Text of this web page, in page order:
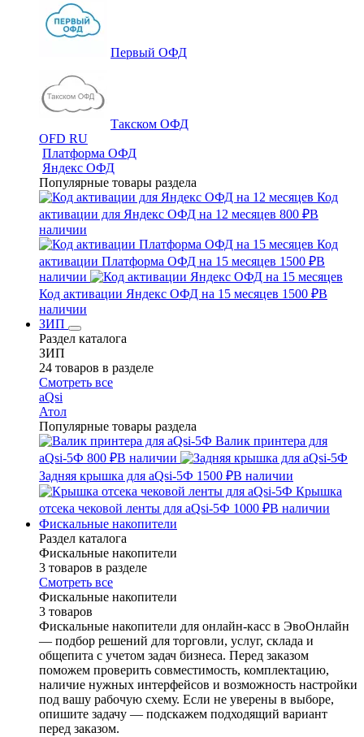
Первый ОФД
Такском ОФД
OFD RU
Платформа ОФД
Яндекс ОФД
Популярные товары раздела
Код
активации для Яндекс ОФД на 12 месяцев 800 ₽В
наличии
Код
активации Платформа ОФД на 15 месяцев 1500 ₽В
наличии
Код активации Яндекс ОФД на 15 месяцев 1500 ₽В
наличии
ЗИП
Раздел каталога
ЗИП
24 товаров в разделе
Смотреть все
aQsi
Атол
Популярные товары раздела
Валик принтера для
aQsi-5Ф 800 ₽В наличии
Задняя крышка для aQsi-5Ф 1500 ₽В наличии
Крышка
отсека чековой ленты для aQsi-5Ф 1000 ₽В наличии
Фискальные накопители
Раздел каталога
Фискальные накопители
3 товаров в разделе
Смотреть все
Фискальные накопители
3 товаров
Фискальные накопители для онлайн-касс в ЭвоОнлайн
— подбор решений для торговли, услуг, склада и
общепита с учетом задач бизнеса. Перед заказом
поможем проверить совместимость, комплектацию,
наличие нужных интерфейсов и возможность настройки
под вашу рабочую схему. Если не уверены в выборе,
опишите задачу — подскажем подходящий вариант
перед заказом.